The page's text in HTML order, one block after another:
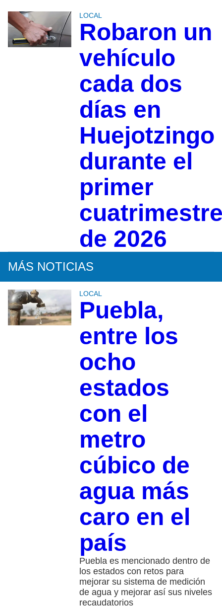
LOCAL
Robaron un
vehículo
cada dos
días en
Huejotzingo
durante el
primer
de 2026
MÁS NOTICIAS
LOCAL
Puebla,
entre los
ocho
estados
con el
metro
cúbico de
agua más
caro en el
país
Puebla es mencionado dentro de
los estados con retos para
mejorar su sistema de medición
de agua y mejorar así sus niveles
recaudatorios